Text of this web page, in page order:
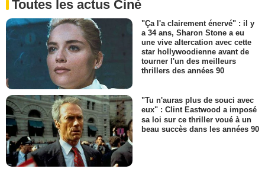
Toutes les actus Ciné
"Ça l'a clairement énervé" : il y
a 34 ans, Sharon Stone a eu
une vive altercation avec cette
star hollywoodienne avant de
tourner l'un des meilleurs
thrillers des années 90
"Tu n'auras plus de souci avec
eux" : Clint Eastwood a imposé
sa loi sur ce thriller voué à un
beau succès dans les années 90